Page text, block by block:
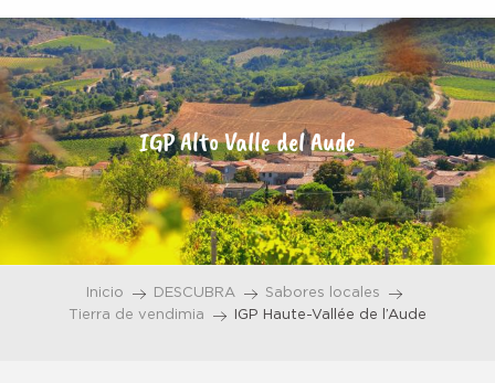
au
contenu
principal
IGP Alto Valle del Aude
Inicio DESCUBRA
Sabores locales
Tierra de vendimia
IGP Haute-Vallée de l’Aude